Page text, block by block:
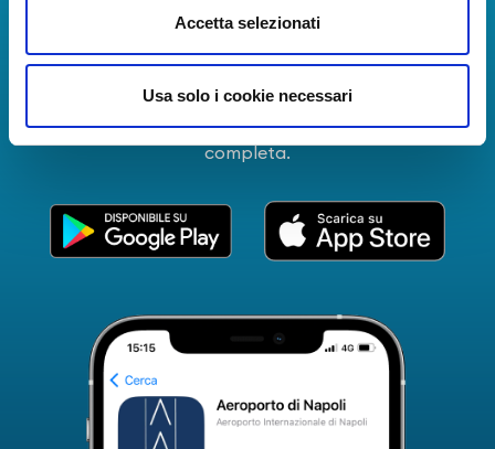
Accetta selezionati
Usa solo i cookie necessari
La Guida dei Servizi dell'Aeroporto Internazionale di
Informazioni in tempo reale sui voli, tutti i servizi e i
numeri utili per rendere la tua esperienza
all'Aeroporto di Napoli ancora più coinvolgente e
completa.